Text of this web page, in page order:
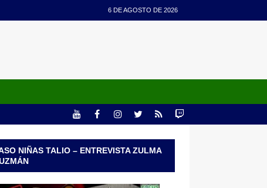
6 DE AGOSTO DE 2026
NIÑAS TALIO – ENTREVISTA ZULMA